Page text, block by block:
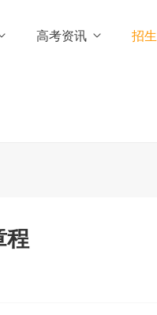
高考资讯 招
程